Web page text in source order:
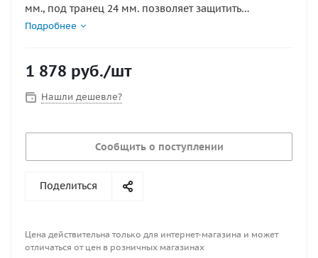
мм., под транец 24 мм. позволяет защитить
поверхность транца от повреждения пятаками
Подробнее
1 878 руб./шт
Нашли дешевле?
Сообщить о поступлении
Поделиться
Цена действительна только для интернет-магазина и может
отличаться от цен в розничных магазинах